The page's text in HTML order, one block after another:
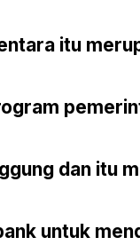
itu
dan itu
untuk